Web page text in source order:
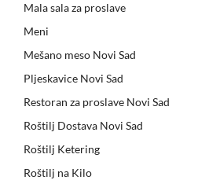
Mala sala za proslave
Meni
Mešano meso Novi Sad
Pljeskavice Novi Sad
Restoran za proslave Novi Sad
Roštilj Dostava Novi Sad
Roštilj Ketering
Roštilj na Kilo